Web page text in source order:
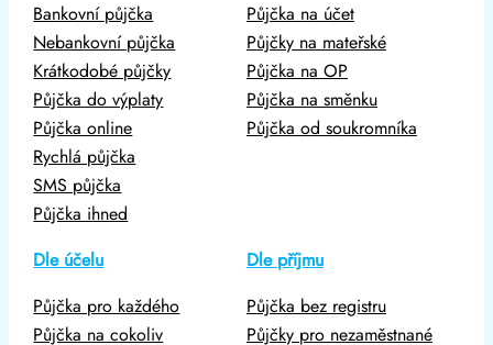
Bankovní půjčka
Nebankovní půjčka
Krátkodobé půjčky
Půjčka do výplaty
Půjčka online
Rychlá půjčka
SMS půjčka
Půjčka ihned
Půjčka na účet
Půjčky na mateřské
Půjčka na OP
Půjčka na směnku
Půjčka od soukromníka
Dle účelu
Půjčka pro každého
Půjčka na cokoliv
Dle příjmu
Půjčka bez registru
Půjčky pro nezaměstnané